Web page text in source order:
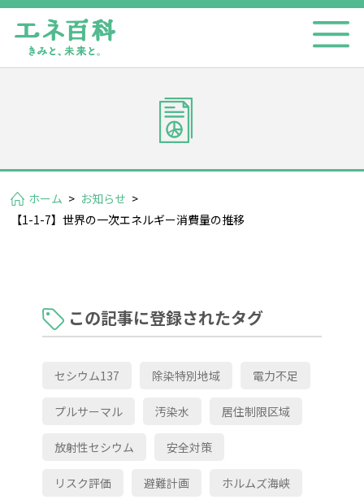
ホーム > お知らせ >
【1-1-7】世界の一次エネルギー消費量の推移
この記事に登録されたタグ
セシウム137 除染特別地域 電力不足
プルサーマル 汚染水 居住制限区域
放射性セシウム 安全対策
リスク評価 避難計画 ホルムズ海峡